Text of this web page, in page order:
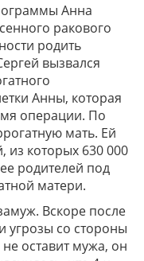
Анна
ракового
родить
вызвался
Анны, которая
операции. По
мать. Ей
из которых 630 000
родителей под
матери.
Вскоре после
угрозы со стороны
оставит мужа, он